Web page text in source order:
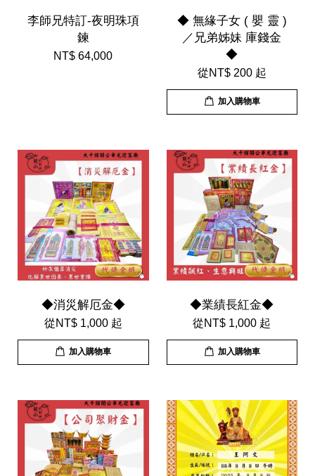
李師兄特訂-夜明珠項
鍊
NT$ 64,000
◆ 無緣子女 ( 嬰 靈 )
／兄弟姊妹 庫錢金
◆
從NT$ 200 起
加入購物車
◆消災解厄金◆
從NT$ 1,000 起
加入購物車
◆業績長紅金◆
從NT$ 1,000 起
加入購物車